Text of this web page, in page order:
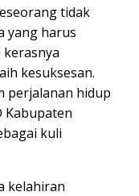
tidak
yang harus
kesuksesan.
perjalanan hidup
Kabupaten
kuli
kelahiran